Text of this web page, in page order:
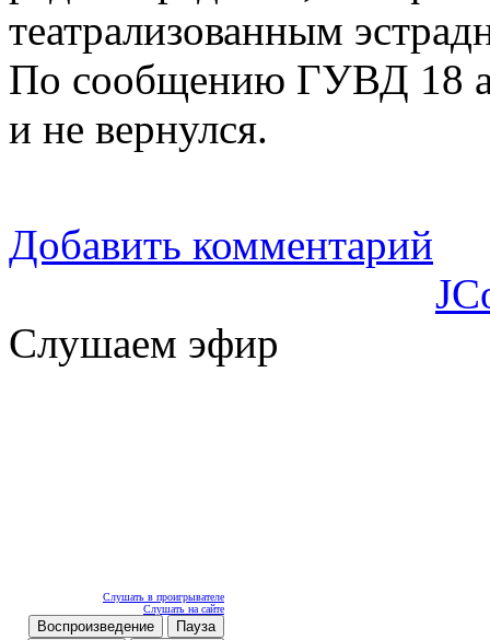
театрализованным
По сообщению ГУВД 18
и не вернулся.
Добавить комментарий
Слушаем эфир
Слушать в проигрывателе
Слушать на сайте
Воспроизведение
Пауза